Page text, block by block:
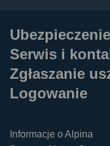
Ubezpieczenie
Serwis i
Zgłaszanie
Logowanie
Informacje o Alpina